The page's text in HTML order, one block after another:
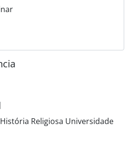
Religiosa Universidade